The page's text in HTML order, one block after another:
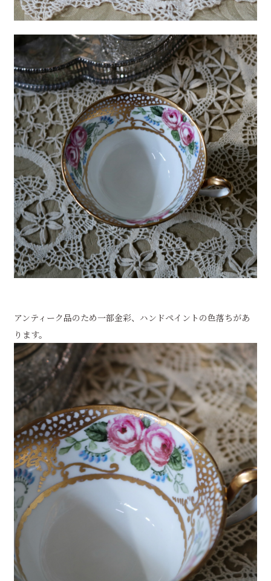
アンティーク品のため一部金彩、ハンドペイントの色落ちがあ
ります。